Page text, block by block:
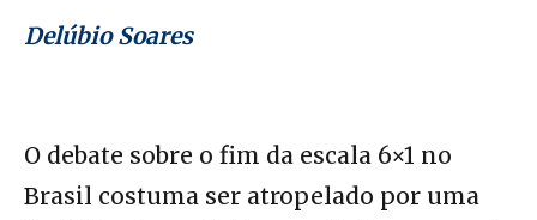
Delúbio Soares
O debate sobre o fim da escala 6×1 no
Brasil costuma ser atropelado por uma